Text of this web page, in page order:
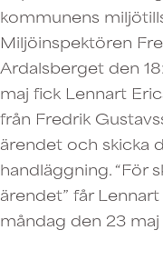
kommunens
Miljöinspektören
Ardalsberget den
maj fick Lennart
från Fredrik
ärendet och skicka
handläggning. “För
ärendet” får
måndag den 23